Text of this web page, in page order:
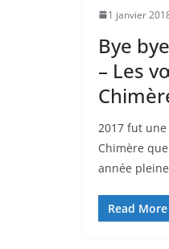
1 janvier
Bye
– Les
2017 fut
Chimère
année
Read More